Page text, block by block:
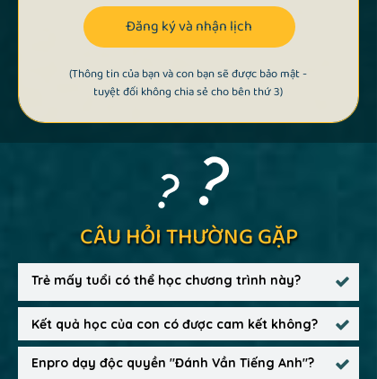
(Thông tin của bạn và con bạn sẽ được bảo mật -
tuyệt đối không chia sẻ cho bên thứ 3)
Đăng ký và nhận lịch
CÂU HỎI THƯỜNG GẶP
Kết quả học của con có được cam kết không?
Trẻ mấy tuổi có thể học chương trình này?
Enpro dạy độc quyền "Đánh Vần Tiếng Anh"?